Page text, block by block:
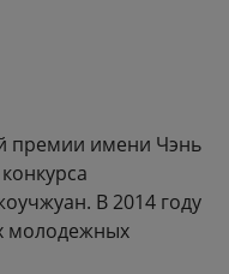
премии имени Чэнь
В 2014 году
молодежных